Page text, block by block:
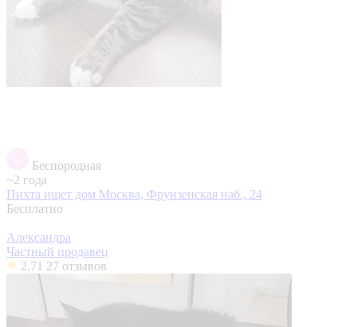
Беспородная
~2 года
Пихта ищет дом Москва, Фрунзенская наб., 24
Бесплатно
Александра
Частный продавец
2.71 27 отзывов